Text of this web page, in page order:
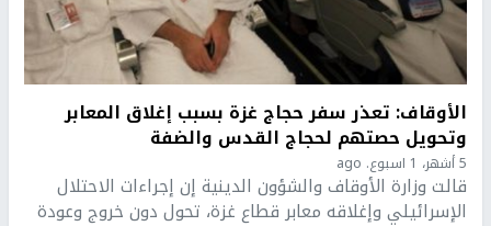
الأوقاف: تعذر سفر حجاج غزة بسبب إغلاق المعابر
وتحويل حصتهم لحجاج القدس والضفة
5 أشهر، 1 اسبوع. ago
قالت وزارة الأوقاف والشؤون الدينية إن إجراءات الاحتلال
الإسرائيلي وإغلاقه معابر قطاع غزة، تحول دون خروج وعودة